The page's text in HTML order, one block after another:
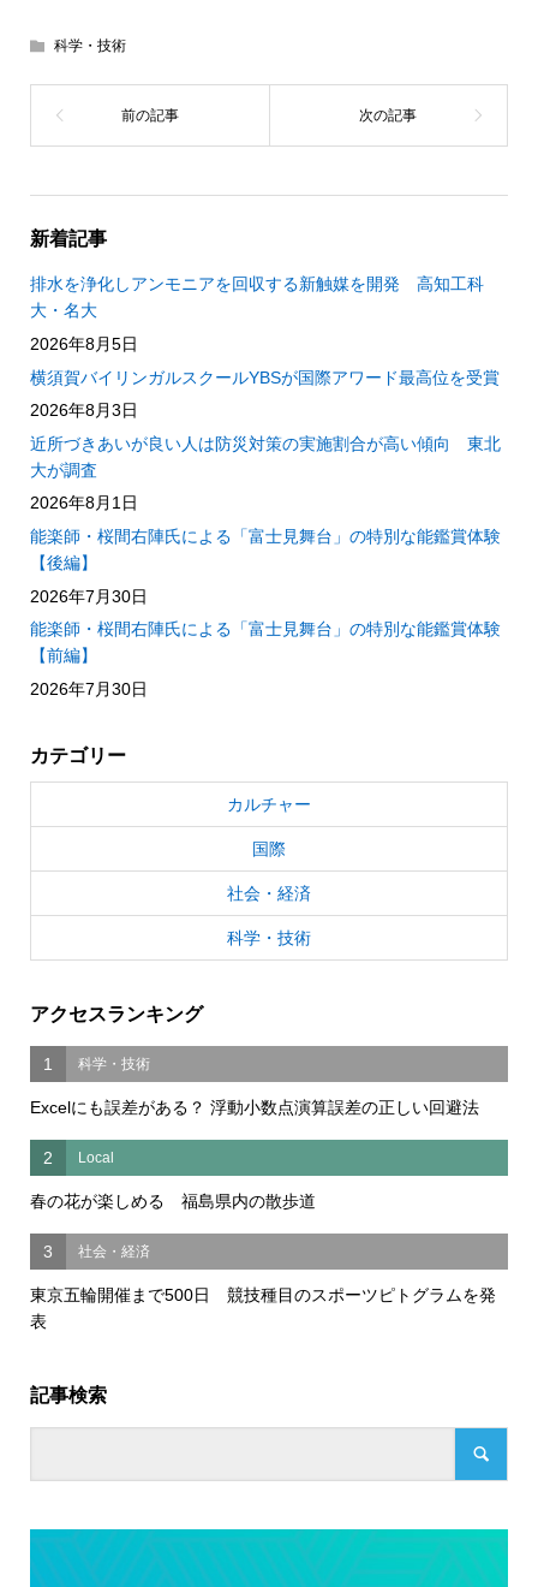
科学・技術
新着記事
排水を浄化しアンモニアを回収する新触媒を開発 高知工科
大・名大
2026年8月5日
横須賀バイリンガルスクールYBSが国際アワード最高位を受賞
2026年8月3日
近所づきあいが良い人は防災対策の実施割合が高い傾向 東北
大が調査
2026年8月1日
能楽師・桜間右陣氏による「富士見舞台」の特別な能鑑賞体験
【後編】
2026年7月30日
能楽師・桜間右陣氏による「富士見舞台」の特別な能鑑賞体験
【前編】
2026年7月30日
カテゴリー
カルチャー
国際
社会・経済
科学・技術
アクセスランキング
1 科学・技術
Excelにも誤差がある？ 浮動小数点演算誤差の正しい回避法
2 Local
春の花が楽しめる 福島県内の散歩道
3 社会・経済
東京五輪開催まで500日 競技種目のスポーツピトグラムを発
表
記事検索